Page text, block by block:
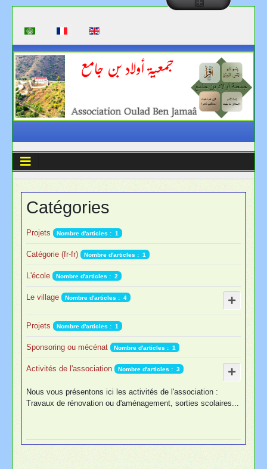
Sélectionnez votre langue
Catégories
Projets Nombre d'articles : 1
Catégorie (fr-fr) Nombre d'articles : 1
L'école Nombre d'articles : 2
Le village Nombre d'articles : 4
Projets Nombre d'articles : 1
Sponsoring ou mécénat Nombre d'articles : 1
Activités de l'association Nombre d'articles : 3
Nous vous présentons ici les activités de l'association :
Travaux de rénovation ou d'aménagement, sorties scolaires...